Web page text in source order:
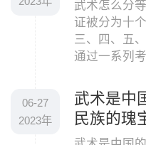
武术怎么分
证被分为十
三、四、五
通过一系列
而言，武术
06-27
2023年
武术是中
民族的瑰